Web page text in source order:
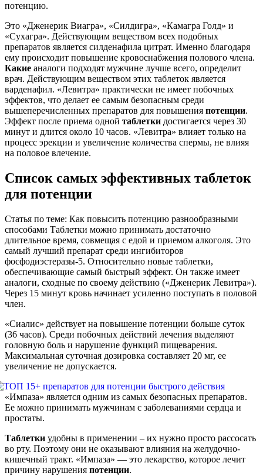
потенцию.
Это «Дженерик Виагра», «Силдигра», «Камагра Голд» и
«Сухагра». Действующим веществом всех подобных
препаратов является силденафила цитрат. Именно благодаря
ему происходит повышение кровоснабжения полового члена.
Какие аналоги подходят мужчине лучше всего, определит
врач. Действующим веществом этих таблеток является
варденафил. «Левитра» практически не имеет побочных
эффектов, что делает ее самым безопасным среди
вышеперечисленных препаратов для повышения потенции.
Эффект после приема одной таблетки достигается через 30
минут и длится около 10 часов. «Левитра» влияет только на
процесс эрекции и увеличение количества спермы, не влияя
на половое влечение.
Список самых эффективных таблеток
для потенции
Статья по теме: Как повысить потенцию разнообразными
способами Таблетки можно принимать достаточно
длительное время, совмещая с едой и приемом алкоголя. Это
самый лучший препарат среди ингибиторов
фосфодиэстеразы-5. Относительно новые таблетки,
обеспечивающие самый быстрый эффект. Он также имеет
аналоги, сходные по своему действию («Дженерик Левитра»).
Через 15 минут кровь начинает усиленно поступать в половой
член.
«Сиалис» действует на повышение потенции больше суток
(36 часов). Среди побочных действий лечения выделяют
головную боль и нарушение функций пищеварения.
Максимальная суточная дозировка составляет 20 мг, ее
увеличение не допускается.
«Импаза» является одним из самых безопасных препаратов.
Ее можно принимать мужчинам с заболеваниями сердца и
простаты.
Таблетки удобны в применении – их нужно просто рассосать
во рту. Поэтому они не оказывают влияния на желудочно-
кишечный тракт. «Импаза» — это лекарство, которое лечит
причину нарушения потенции.